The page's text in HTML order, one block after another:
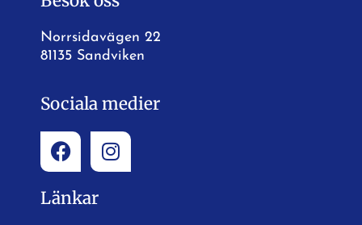
Norrsidavägen 22
81135 Sandviken
Sociala medier
Länkar